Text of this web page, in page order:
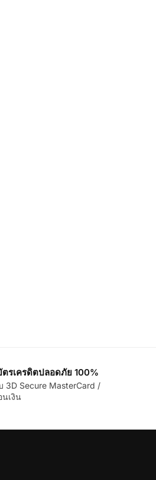
รเครดิตปลอดภัย 100%
3D Secure MasterCard /
นเงิน